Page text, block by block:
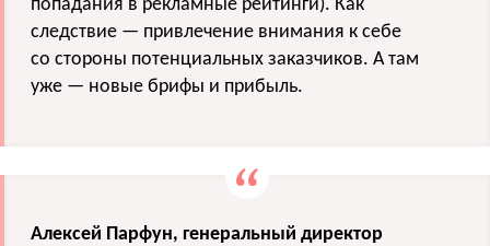
попадания в рекламные рейтинги). Как
следствие — привлечение внимания к себе
со стороны потенциальных заказчиков. А там
уже — новые брифы и прибыль.
Алексей Парфун, генеральный директор